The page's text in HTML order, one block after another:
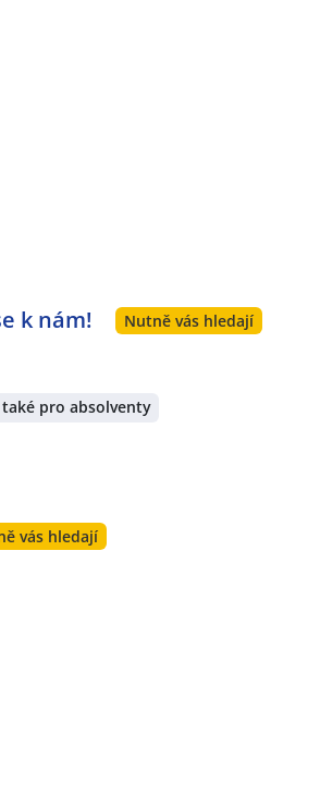
k nám! Nutně vás hledají
pro absolventy
vás hledají